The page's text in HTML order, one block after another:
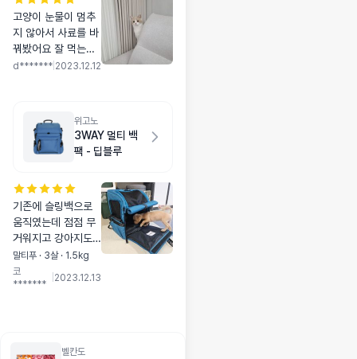
고양이 눈물이 멈추
지 않아서 사료를 바
꿔봤어요 잘 먹는데
눈물에 효과 있는지
로 흐르는 아이라서
강아지처럼 눈물 자
국도 생겼네요ㅜㅜ
d******* 2023.12.12
위고노
3WAY 멀티 백
팩 - 딥블루
기존에 슬링백으로
움직였는데 점점 무
거워지고 강아지도
불편해하는거같아서
찾아보다가 구매했
는데 아직 써보지는
말티푸 · 3살 · 1.5kg
코
*******
2023.12.13
벨칸도